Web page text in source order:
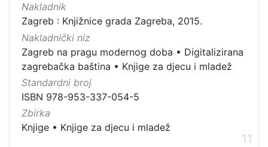
Nakladnik
Zagreb : Knjižnice grada Zagreba, 2015.
Nakladnički niz
Zagreb na pragu modernog doba • Digitalizirana
zagrebačka baština • Knjige za djecu i mladež
Standardni broj
ISBN 978-953-337-054-5
Zbirka
Knjige • Knjige za djecu i mladež
11